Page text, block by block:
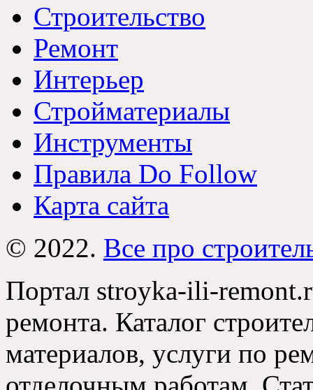
Строительство
Ремонт
Интерьер
Стройматериалы
Инструменты
Правила Do Follow
Карта сайта
© 2022. Все про
Портал stroyka-ili-
ремонта. Каталог
материалов, услуги по